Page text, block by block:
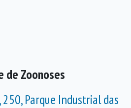
de Zoonoses
250, Parque Industrial das